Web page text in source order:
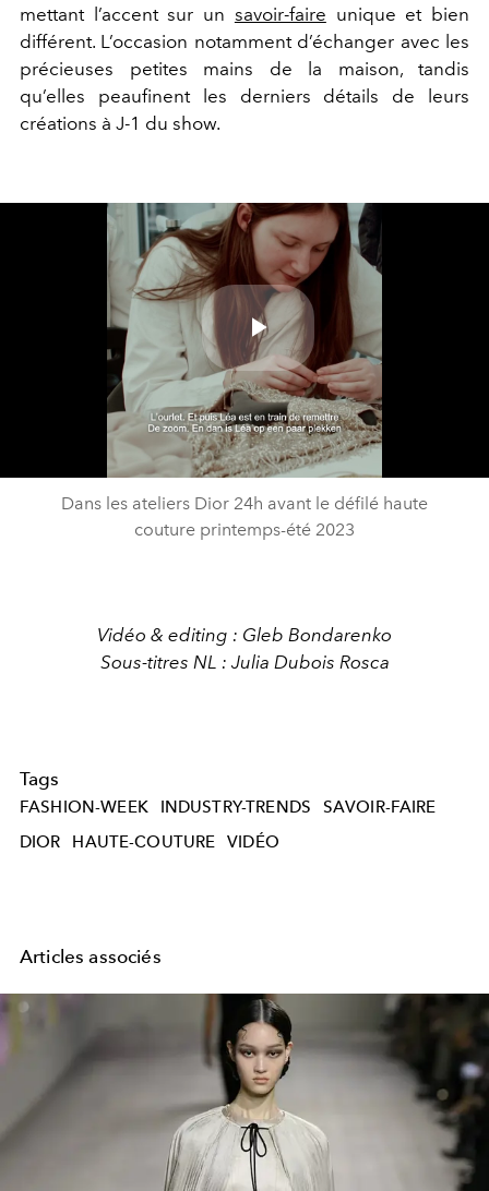
mettant l’accent sur un savoir-faire unique et bien
différent. L’occasion notamment d’échanger avec les
précieuses petites mains de la maison, tandis
qu’elles peaufinent les derniers détails de leurs
créations à J-1 du show.
Play
Video
Dans les ateliers Dior 24h avant le défilé haute
couture printemps-été 2023
Vidéo & editing : Gleb Bondarenko
Sous-titres NL : Julia Dubois Rosca
Tags
FASHION-WEEK INDUSTRY-TRENDS
SAVOIR-FAIRE
DIOR
HAUTE-COUTURE VIDÉO
Articles associés